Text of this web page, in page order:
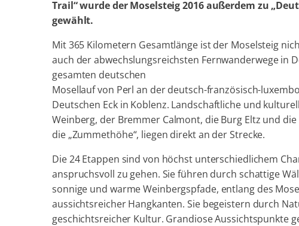
Trail“ wurde der Moselsteig 2016 außerdem zu
gewählt.
Mit 365 Kilometern Gesamtlänge ist der Moselsteig
auch der abwechslungsreichsten Fernwanderwege in
gesamten deutschen
Mosellauf von Perl an der deutsch-französisch-
Deutschen Eck in Koblenz. Landschaftliche und
Weinberg, der Bremmer Calmont, die Burg Eltz und
die „Zummethöhe“, liegen direkt an der Strecke.
Die 24 Etappen sind von höchst unterschiedlichem
anspruchsvoll zu gehen. Sie führen durch schattige
sonnige und warme Weinbergspfade, entlang des
aussichtsreicher Hangkanten. Sie begeistern durch
geschichtsreicher Kultur. Grandiose Aussichtspunkte